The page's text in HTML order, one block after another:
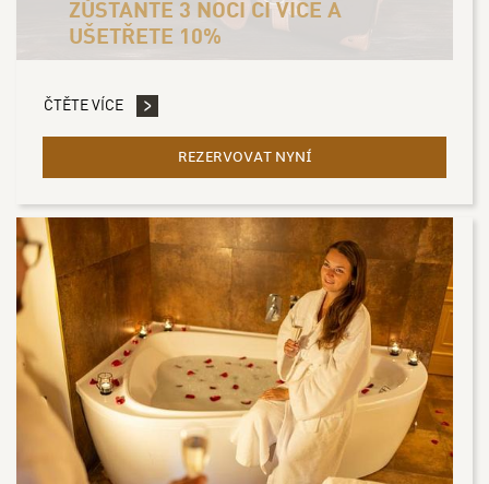
ZŮSTAŇTE 3 NOCI ČI VÍCE A
UŠETŘETE 10%
ČTĚTE VÍCE
REZERVOVAT NYNÍ